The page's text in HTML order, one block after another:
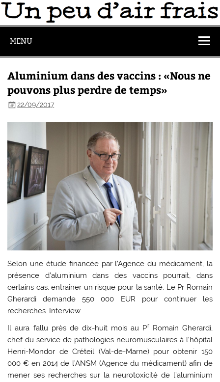
MENU
Aluminium dans des vaccins : «Nous ne
pouvons plus perdre de temps»
22/09/2017
Selon une étude financée par l’Agence du médicament, la
présence d’aluminium dans des vaccins pourrait, dans
certains cas, entraîner un risque pour la santé. Le Pr Romain
Gherardi demande 550 000 EUR pour continuer les
recherches. Interview.
Il aura fallu près de dix-huit mois au Pr
Romain Gherardi,
chef du service de pathologies neuromusculaires à l’hôpital
Henri-Mondor de Créteil (Val-de-Marne) pour obtenir 150
000 € en 2014 de l’ANSM (Agence du médicament) afin de
mener ses recherches sur la neurotoxicité de l’aluminium